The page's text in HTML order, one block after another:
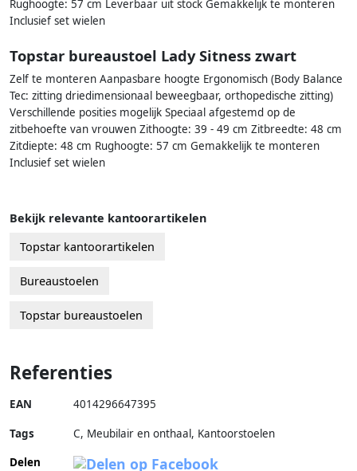
Rughoogte: 57 cm Leverbaar uit stock Gemakkelijk te monteren
Inclusief set wielen
Topstar bureaustoel Lady Sitness zwart
Zelf te monteren Aanpasbare hoogte Ergonomisch (Body Balance
Tec: zitting driedimensionaal beweegbaar, orthopedische zitting)
Verschillende posities mogelijk Speciaal afgestemd op de
zitbehoefte van vrouwen Zithoogte: 39 - 49 cm Zitbreedte: 48 cm
Zitdiepte: 48 cm Rughoogte: 57 cm Gemakkelijk te monteren
Inclusief set wielen
Bekijk relevante kantoorartikelen
Topstar kantoorartikelen
Bureaustoelen
Topstar bureaustoelen
Referenties
EAN 4014296647395
Tags
C, Meubilair en onthaal, Kantoorstoelen
Delen